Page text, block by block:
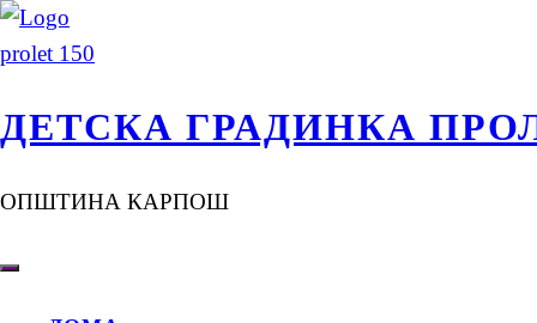
ДЕТСКА ГРАДИНКА
ОПШТИНА КАРПОШ